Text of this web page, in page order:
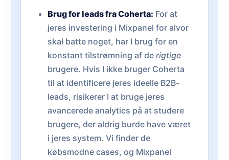
Brug for leads fra Coherta: For at
jeres investering i Mixpanel for alvor
skal batte noget, har I brug for en
konstant tilstrømning af de rigtige
brugere. Hvis I ikke bruger Coherta
til at identificere jeres ideelle B2B-
leads, risikerer I at bruge jeres
avancerede analytics på at studere
brugere, der aldrig burde have været
i jeres system. Vi finder de
købsmodne cases, og Mixpanel